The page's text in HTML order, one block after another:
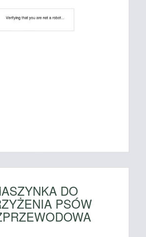
DO
PSÓW